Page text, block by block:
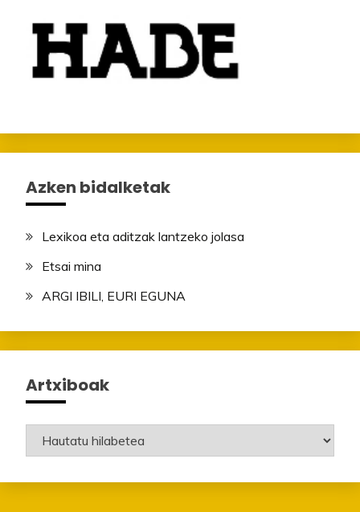
Azken bidalketak
Lexikoa eta aditzak lantzeko jolasa
Etsai mina
ARGI IBILI, EURI EGUNA
Artxiboak
Artxiboak